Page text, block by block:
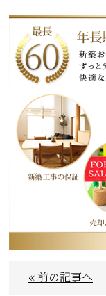
« 前の記事へ